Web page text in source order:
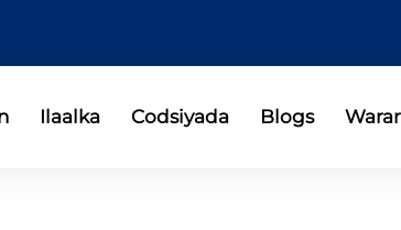
Blogs
Codsiyada
Ilaalka